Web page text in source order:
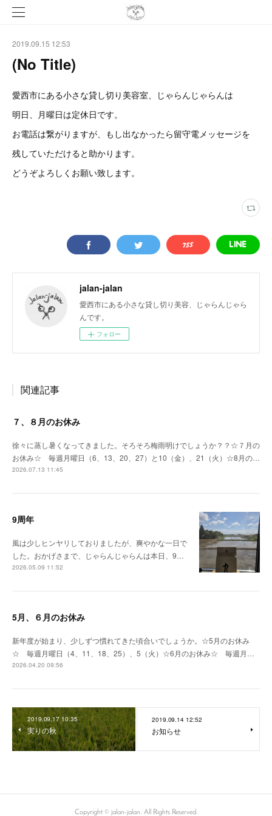
2019.09.15 12:53
(No Title)
愛西市にある小さな貸し切り美容室、じゃらんじゃらんは
明日、月曜日は定休日です。
お電話は繋がりますが、もし出なかったら留守電メッセージを
残していただけると助かります。
どうぞよろしくお願い致します。
jalan-jalan
愛西市にある小さな貸し切り美容、じゃらんじゃら
んです。
フォロー
関連記事
７、８月のお休み
徐々に蒸し暑くなってきました。そろそろ梅雨明けでしょうか？？☆７月の
お休み☆ 毎週月曜日（6、13、20、27）と10（金）、21（火）☆8月の…
2026.07.13 11:45
9周年
風は少しヒンヤリしておりましたが、爽やかな一日で
した。おかげさまで、じゃらんじゃらんは本日、9…
2026.05.09 11:52
5月、６月のお休み
新年度が始まり、少しずつ慣れてきた頃合いでしょうか。☆5月のお休み
☆ 毎週月曜日（4、11、18、25）、5（火）☆6月のお休み☆ 毎週月…
2026.04.20 09:56
2019.09.17 10:35
実りの秋
2019.09.14 12:52
お知らせ
Copyright © jalan-jalan. All Rights Reserved.